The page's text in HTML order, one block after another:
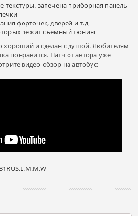
запечена приборная панель
форточек, дверей и т.д
лежит съемный тюнинг
хороший и сделан с душой. Любителям
понравится. Патч от автора уже
видео-обзор на автобус: